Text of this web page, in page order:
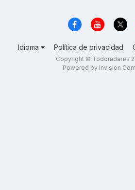
Idioma Política de privacidad
Copyright © Todoradares
Powered by Invision